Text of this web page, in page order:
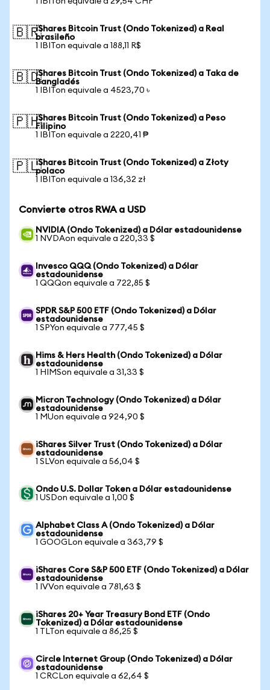
🇧🇷iShares Bitcoin Trust (Ondo Tokenized) a Real
brasileño
1 IBITon equivale a 188,11 R$
🇧🇩iShares Bitcoin Trust (Ondo Tokenized) a Taka de
Bangladés
1 IBITon equivale a 4523,70 ৳
🇵🇭iShares Bitcoin Trust (Ondo Tokenized) a Peso
Filipino
1 IBITon equivale a 2220,41 ₱
🇵🇱iShares Bitcoin Trust (Ondo Tokenized) a Złoty
polaco
1 IBITon equivale a 136,32 zł
Convierte otros RWA a USD
NVIDIA (Ondo Tokenized) a Dólar estadounidense
1 NVDAon equivale a 220,33 $
Invesco QQQ (Ondo Tokenized) a Dólar
estadounidense
1 QQQon equivale a 722,85 $
SPDR S&P 500 ETF (Ondo Tokenized) a Dólar
estadounidense
1 SPYon equivale a 777,45 $
Hims & Hers Health (Ondo Tokenized) a Dólar
estadounidense
1 HIMSon equivale a 31,33 $
Micron Technology (Ondo Tokenized) a Dólar
estadounidense
1 MUon equivale a 924,90 $
iShares Silver Trust (Ondo Tokenized) a Dólar
estadounidense
1 SLVon equivale a 56,04 $
Ondo U.S. Dollar Token a Dólar estadounidense
1 USDon equivale a 1,00 $
Alphabet Class A (Ondo Tokenized) a Dólar
estadounidense
1 GOOGLon equivale a 363,79 $
iShares Core S&P 500 ETF (Ondo Tokenized) a Dólar
estadounidense
1 IVVon equivale a 781,63 $
iShares 20+ Year Treasury Bond ETF (Ondo
Tokenized) a Dólar estadounidense
1 TLTon equivale a 86,25 $
Circle Internet Group (Ondo Tokenized) a Dólar
estadounidense
1 CRCLon equivale a 62,64 $